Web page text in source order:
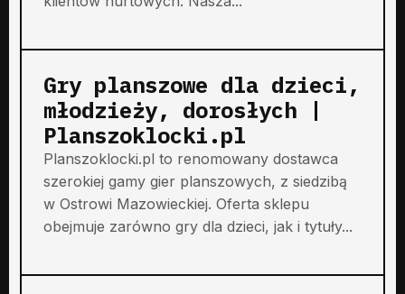
Gry planszowe dla dzieci,
młodzieży, dorosłych |
Planszoklocki.pl
Planszoklocki.pl to renomowany dostawca
szerokiej gamy gier planszowych, z siedzibą
w Ostrowi Mazowieckiej. Oferta sklepu
obejmuje zarówno gry dla dzieci, jak i tytuły...